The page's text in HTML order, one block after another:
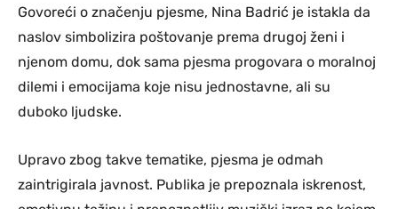
Govoreći o značenju pjesme, Nina Badrić je istakla da
naslov simbolizira poštovanje prema drugoj ženi i
njenom domu, dok sama pjesma progovara o moralnoj
dilemi i emocijama koje nisu jednostavne, ali su
duboko ljudske.
Upravo zbog takve tematike, pjesma je odmah
zaintrigirala javnost. Publika je prepoznala iskrenost,